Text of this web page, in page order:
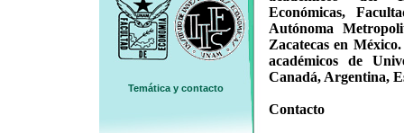
Temática y contacto
Económicas,
Autónoma
Zacatecas en
académicos de
Canadá, Argentina,
Contacto